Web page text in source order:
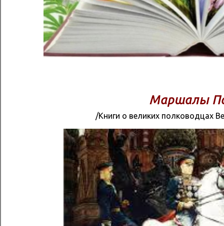
Маршалы
/Книги о великих полководцах